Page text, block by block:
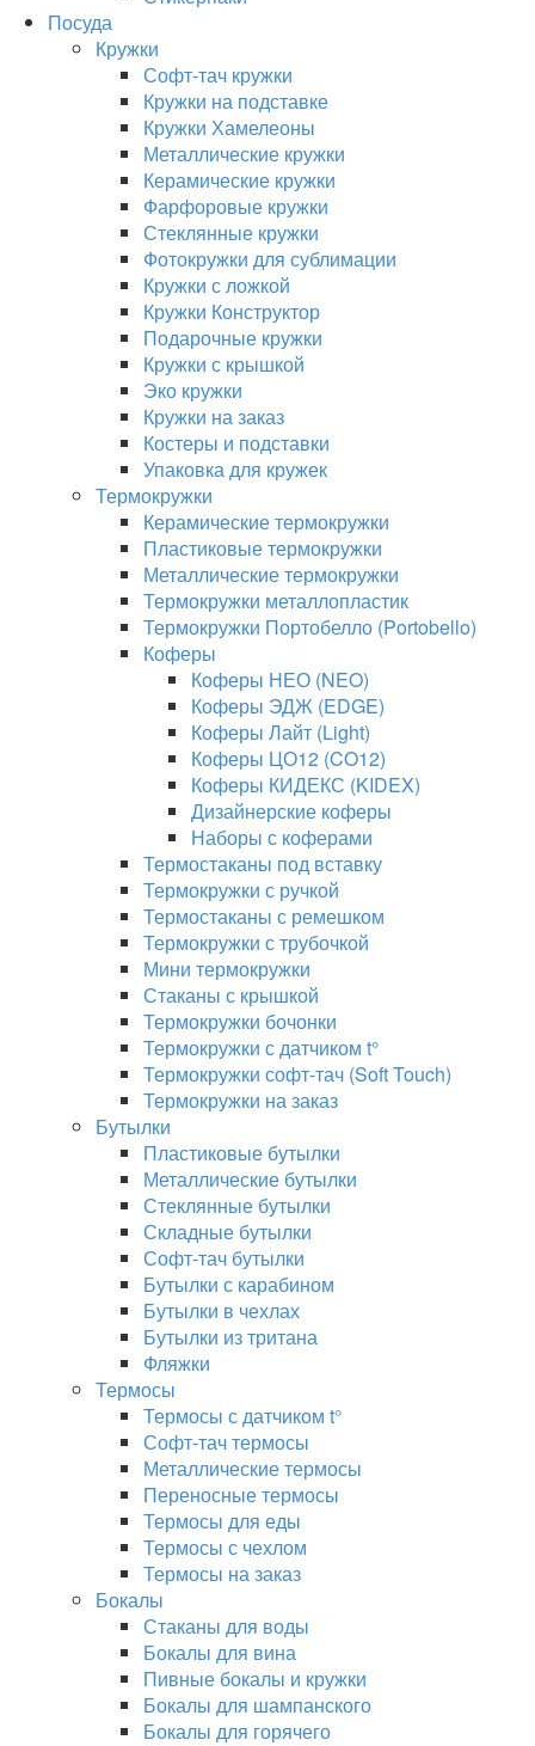
Посуда
Кружки
Софт-тач кружки
Кружки на подставке
Кружки Хамелеоны
Металлические кружки
Керамические кружки
Фарфоровые кружки
Стеклянные кружки
Фотокружки для сублимации
Кружки с ложкой
Кружки Конструктор
Подарочные кружки
Кружки с крышкой
Эко кружки
Кружки на заказ
Костеры и подставки
Упаковка для кружек
Термокружки
Керамические термокружки
Пластиковые термокружки
Металлические термокружки
Термокружки металлопластик
Термокружки Портобелло (Portobello)
Коферы
Коферы НЕО (NEO)
Коферы ЭДЖ (EDGE)
Коферы Лайт (Light)
Коферы ЦО12 (CO12)
Коферы КИДЕКС (KIDEX)
Дизайнерские коферы
Наборы с коферами
Термостаканы под вставку
Термокружки с ручкой
Термостаканы с ремешком
Термокружки с трубочкой
Мини термокружки
Стаканы с крышкой
Термокружки бочонки
Термокружки с датчиком t°
Термокружки софт-тач (Soft Touch)
Термокружки на заказ
Бутылки
Пластиковые бутылки
Металлические бутылки
Стеклянные бутылки
Складные бутылки
Софт-тач бутылки
Бутылки с карабином
Бутылки в чехлах
Бутылки из тритана
Фляжки
Термосы
Термосы с датчиком t°
Софт-тач термосы
Металлические термосы
Переносные термосы
Термосы для еды
Термосы с чехлом
Термосы на заказ
Бокалы
Стаканы для воды
Бокалы для вина
Пивные бокалы и кружки
Бокалы для шампанского
Бокалы для горячего